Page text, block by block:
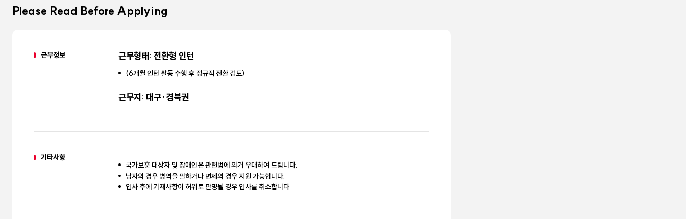
Please Read Before Applying
근무정보 근무형태: 전환형 인턴
(6개월 인턴 활동 수행 후 정규직 전환 검토)
근무지: 대구·경북권
기타사항
국가보훈 대상자 및 장애인은 관련법에 의거 우대하여 드립니다.
남자의 경우 병역을 필하거나 면제의 경우 지원 가능합니다.
입사 후에 기재사항이 허위로 판명될 경우 입사를 취소합니다